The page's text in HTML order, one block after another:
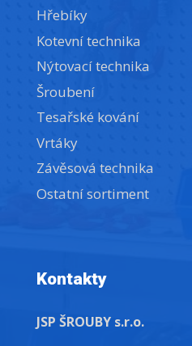
Hřebíky
Kotevní technika
Nýtovací technika
Šroubení
Tesařské kování
Vrtáky
Závěsová technika
Ostatní sortiment
Kontakty
JSP ŠROUBY s.r.o.